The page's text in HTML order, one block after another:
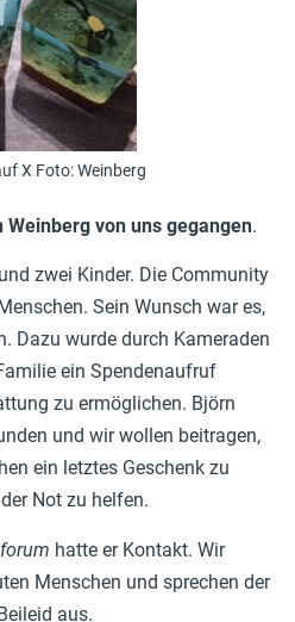
X Foto: Weinberg
von uns gegangen.
zwei Kinder. Die Community
Sein Wunsch war es,
Dazu wurde durch Kameraden
ein Spendenaufruf
zu ermöglichen. Björn
und wir wollen beitragen,
ein letztes Geschenk zu
Not zu helfen.
hatte er Kontakt. Wir
Menschen und sprechen der
aus.